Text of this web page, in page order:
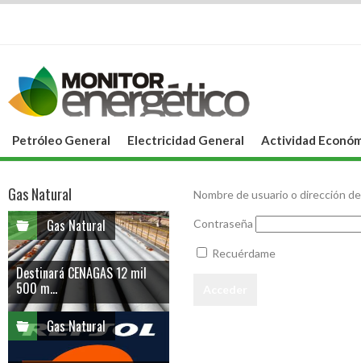
Petróleo General Electricidad General Actividad
Nombre de usuario o dirección
Contraseña
Recuérdame
Gas Natural
Gas Natural
Destinará CENAGAS 12 mil
500 m...
Gas Natural